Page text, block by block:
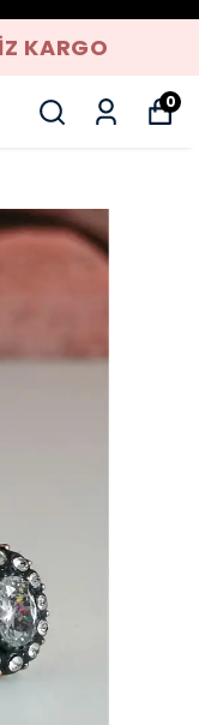
KARGO
0